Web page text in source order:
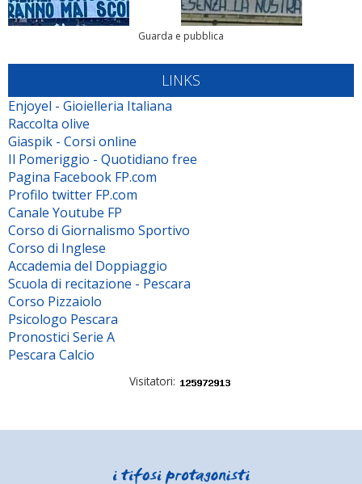
Guarda e pubblica
LINKS
Enjoyel - Gioielleria Italiana
Raccolta olive
Giaspik - Corsi online
Il Pomeriggio - Quotidiano free
Pagina Facebook FP.com
Profilo twitter FP.com
Canale Youtube FP
Corso di Giornalismo Sportivo
Corso di Inglese
Accademia del Doppiaggio
Scuola di recitazione - Pescara
Corso Pizzaiolo
Psicologo Pescara
Pronostici Serie A
Pescara Calcio
Visitatori: